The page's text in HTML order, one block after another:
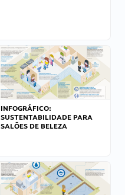
INFOGRÁFICO:
SUSTENTABILIDADE PARA
SALÕES DE BELEZA